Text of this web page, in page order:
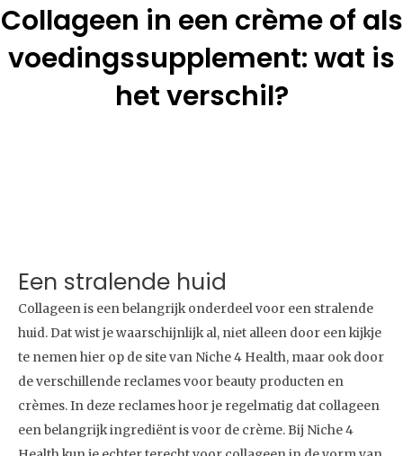
Collageen in een crème of als
voedingssupplement: wat is
het verschil?
Een stralende huid
Collageen is een belangrijk onderdeel voor een stralende
huid. Dat wist je waarschijnlijk al, niet alleen door een kijkje
te nemen hier op de site van Niche 4 Health, maar ook door
de verschillende reclames voor beauty producten en
crèmes. In deze reclames hoor je regelmatig dat collageen
een belangrijk ingrediënt is voor de crème. Bij Niche 4